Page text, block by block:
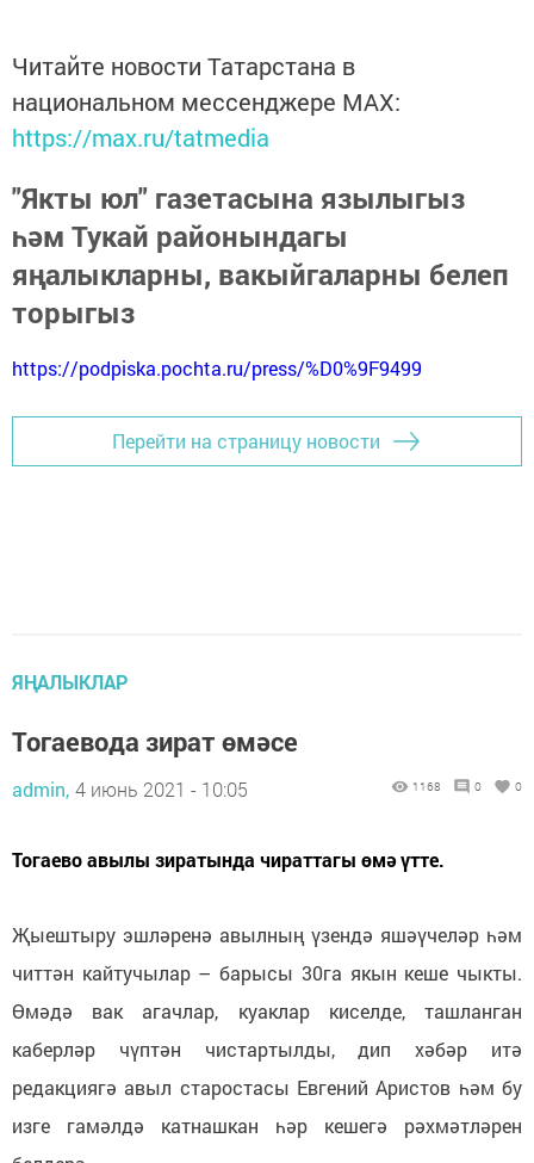
Читайте новости Татарстана в
национальном мессенджере MАХ:
https://max.ru/tatmedia
"Якты юл" газетасына язылыгыз
һәм Тукай районындагы
яңалыкларны, вакыйгаларны белеп
торыгыз
https://podpiska.pochta.ru/press/%D0%9F9499
Перейти на страницу новости
ЯҢАЛЫКЛАР
Тогаевода зират өмәсе
admin, 4 июнь 2021 - 10:05 1168 0 0
Тогаево авылы зиратында чираттагы өмә үтте.
Җыештыру эшләренә авылның үзендә яшәүчеләр һәм
читтән кайтучылар – барысы 30га якын кеше чыкты.
Өмәдә вак агачлар, куаклар киселде, ташланган
каберләр чүптән чистартылды, дип хәбәр итә
редакциягә авыл старостасы Евгений Аристов һәм бу
изге гамәлдә катнашкан һәр кешегә рәхмәтләрен